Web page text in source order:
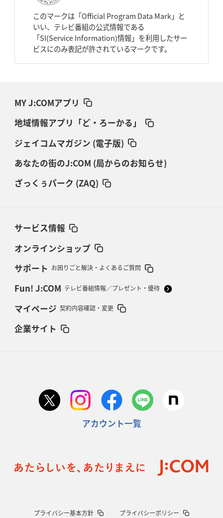
このマークは「Official Program Data Mark」と
いい、テレビ番組の公式情報である
「SI(Service Information)情報」を利用したサー
ビスにのみ表記が許されているマークです。
MY J:COMアプリ
地域情報アプリ「ど・ろーかる」
ジェイコムマガジン (電子版)
あなたの街のJ:COM (局からのお知らせ)
ざっくぅパーク (ZAQ)
サービス情報
オンラインショップ
サポート お困りごと解決・よくあるご質問
Fun! J:COM テレビ番組情報／プレゼント・優待
マイページ 契約内容確認・変更
企業サイト
アカウント一覧
プライバシー基本方針 プライバシーポリシー